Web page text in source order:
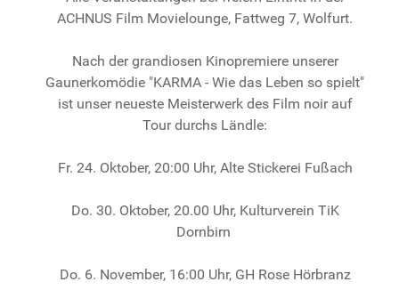
ACHNUS Film Movielounge, Fattweg 7, Wolfurt.
Nach der grandiosen Kinopremiere unserer
Gaunerkomödie "KARMA - Wie das Leben so spielt"
ist unser neueste Meisterwerk des Film noir auf
Tour durchs Ländle:
Fr. 24. Oktober, 20:00 Uhr, Alte Stickerei Fußach
Do. 30. Oktober, 20.00 Uhr, Kulturverein TiK
Dornbirn
Do. 6. November, 16:00 Uhr, GH Rose Hörbranz